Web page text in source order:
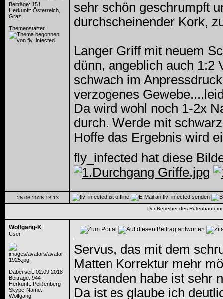
Beiträge: 151
Herkunft: Österreich,
Graz
Themenstarter
sehr schön geschrumpft
durchscheinender Kork,
Langer Griff mit neuem
dünn, angeblich auch 1:2
schwach im
verzogenes
Da wird wohl noch 1-2x
durch. Werde mit
Hoffe das Ergebnis wird
fly_infected hat diese
26.06.2026 13:13
Der Betreiber des
Wolfgang-K
User
Dabei seit: 02.09.2018
Beiträge: 944
Herkunft: Peißenberg
Skype-Name:
Wolfgang
Servus, das mit dem
Matten Korrektur mehr
verstanden habe ist sehr
Da ist es glaube ich